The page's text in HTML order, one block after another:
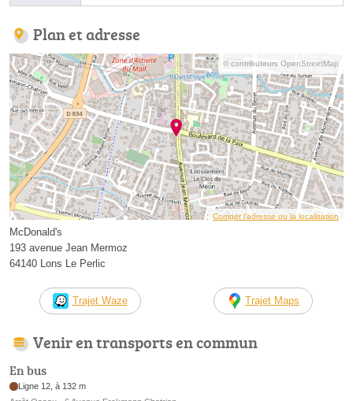
Plan et adresse
© contributeurs OpenStreetMap
Corriger l’adresse ou la localisation
McDonald's
193 avenue Jean Mermoz
64140 Lons Le Perlic
Trajet Waze Trajet Maps
Venir en transports en commun
En bus
Ligne 12, à 132 m